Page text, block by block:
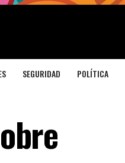
SEGURIDAD POLÍTICA